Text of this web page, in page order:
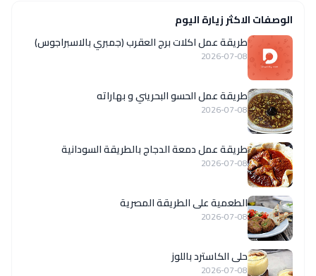
الوصفات الاكثر زيارة اليوم
طريقة عمل اكلات برج العقرب (جمبري بالاسبراجوس)
2026-07-08
طريقة عمل الحسو البحريني و بهاراته
2026-07-08
طريقة عمل دمعة الدجاج بالطريقة السودانية
2026-07-08
الطعمية على الطريقة المصرية
2026-07-08
حلى الكاسترد باللوز
2026-07-08